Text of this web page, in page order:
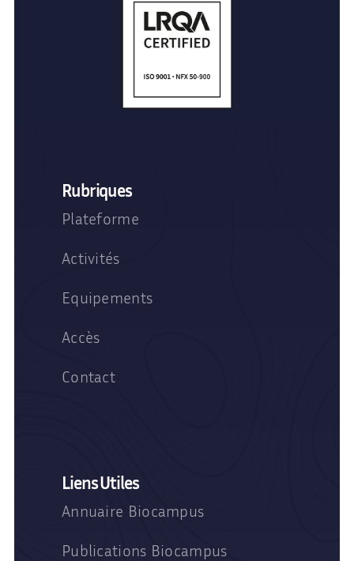
Rubriques
Plateforme
Activités
Equipements
Accès
Contact
Liens Utiles
Annuaire Biocampus
Publications Biocampus